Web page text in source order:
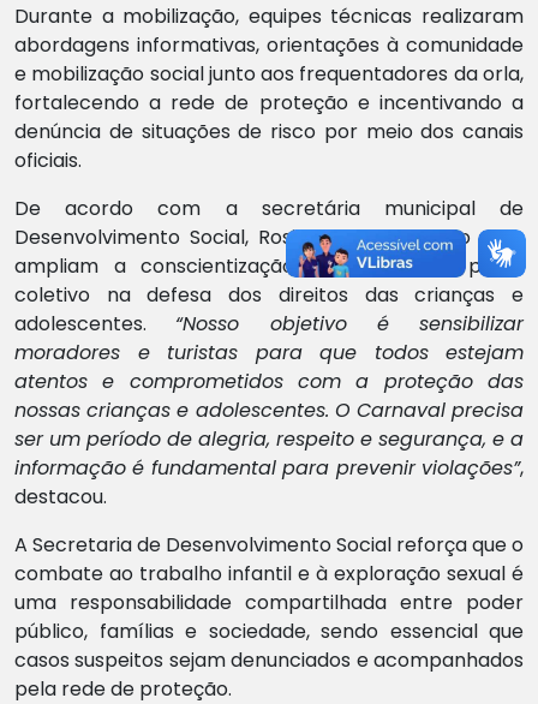
Durante a mobilização, equipes técnicas realizaram
abordagens informativas, orientações à comunidade
e mobilização social junto aos frequentadores da orla,
fortalecendo a rede de proteção e incentivando a
denúncia de situações de risco por meio dos canais
oficiais.
De acordo com a secretária municipal de
Desenvolvimento Social, Rosilene, ações como essa
ampliam a conscientização e reforçam o papel
coletivo na defesa dos direitos das crianças e
adolescentes. “Nosso objetivo é sensibilizar
moradores e turistas para que todos estejam
atentos e comprometidos com a proteção das
nossas crianças e adolescentes. O Carnaval precisa
ser um período de alegria, respeito e segurança, e a
informação é fundamental para prevenir violações”,
destacou.
A Secretaria de Desenvolvimento Social reforça que o
combate ao trabalho infantil e à exploração sexual é
uma responsabilidade compartilhada entre poder
público, famílias e sociedade, sendo essencial que
casos suspeitos sejam denunciados e acompanhados
pela rede de proteção.